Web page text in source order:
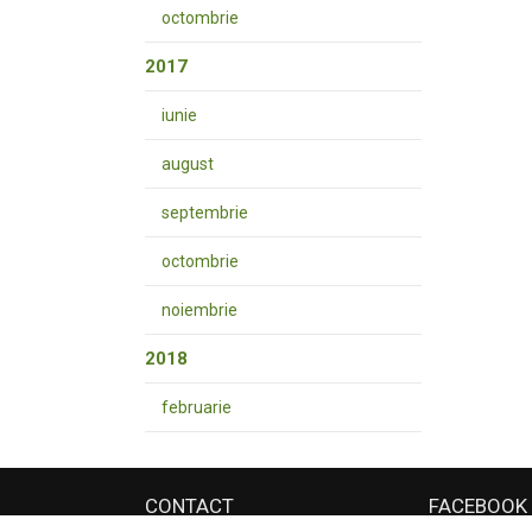
octombrie
2017
iunie
august
septembrie
octombrie
noiembrie
2018
februarie
CONTACT FACEBOOK